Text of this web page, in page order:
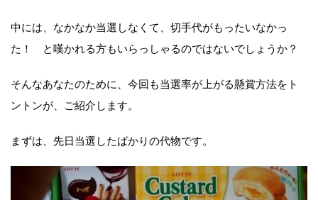
中には、なかなか当選しなくて、切手代がもったいなかっ
た！ と嘆かれる方もいらっしゃるのではないでしょうか？
そんなあなたのために、今回も当選率が上がる懸賞方法をト
ントンが、ご紹介します。
まずは、先日当選したばかりの代物です。